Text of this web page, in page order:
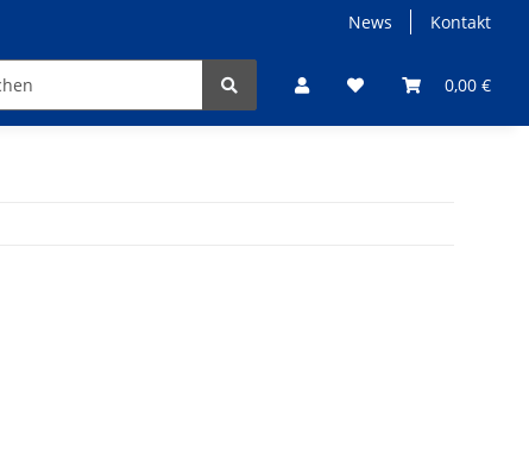
News Kontakt
0,00 €